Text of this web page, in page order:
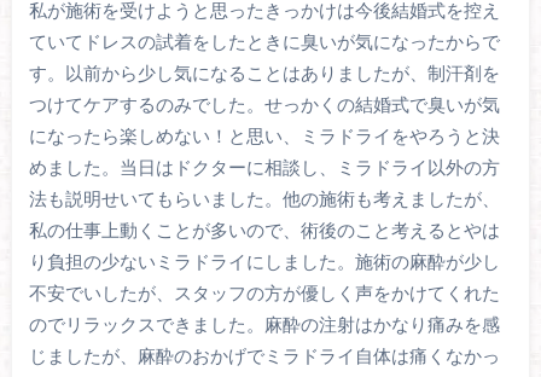
私が施術を受けようと思ったきっかけは今後結婚式を控え
ていてドレスの試着をしたときに臭いが気になったからで
す。以前から少し気になることはありましたが、制汗剤を
つけてケアするのみでした。せっかくの結婚式で臭いが気
になったら楽しめない！と思い、ミラドライをやろうと決
めました。当日はドクターに相談し、ミラドライ以外の方
法も説明せいてもらいました。他の施術も考えましたが、
私の仕事上動くことが多いので、術後のこと考えるとやは
り負担の少ないミラドライにしました。施術の麻酔が少し
不安でいしたが、スタッフの方が優しく声をかけてくれた
のでリラックスできました。麻酔の注射はかなり痛みを感
じましたが、麻酔のおかげでミラドライ自体は痛くなかっ